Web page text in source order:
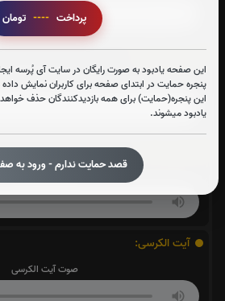
پرداخت ----
این صفحه یادبود به صورت رایگان در سایت آی پُرسه
پنجره حمایت در ابتدای صفحه برای کاربران نمایش
این پنجره(حمایت) برای همه بازدیدکنندگان حذف
یادبود میشوند.
قصد حمایت ندارم - ورود به
سوره واقعه:
صوت سوره واقعه
صوت سوره ملک
آیت الکرسی:
صوت آیت الکرسی